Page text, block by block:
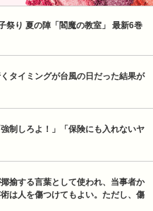
祭り 夏の陣「閻魔の教室」 最新6巻
タイミングが台風の日だった結果が
制しろよ！」「保険にも入れないヤ
揄する言葉として使われ、当事者か
は人を傷つけてもよい。ただし、傷